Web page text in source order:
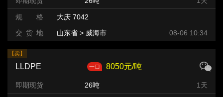
规 格
大庆 7042
交 货 地
山东省 > 威海市 08-06 10:34
【卖】
LLDPE 8050元/吨
即期现货 26吨 1天